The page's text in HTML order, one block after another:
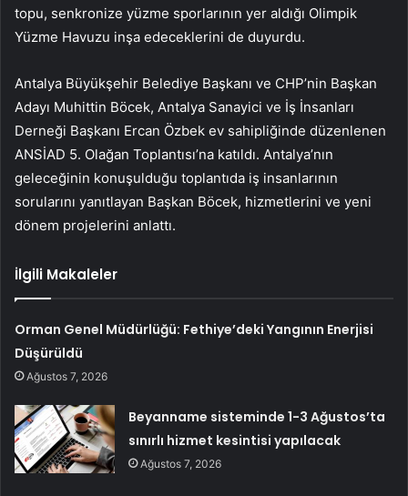
topu, senkronize yüzme sporlarının yer aldığı Olimpik
Yüzme Havuzu inşa edeceklerini de duyurdu.
Antalya Büyükşehir Belediye Başkanı ve CHP’nin Başkan
Adayı Muhittin Böcek, Antalya Sanayici ve İş İnsanları
Derneği Başkanı Ercan Özbek ev sahipliğinde düzenlenen
ANSİAD 5. Olağan Toplantısı’na katıldı. Antalya’nın
geleceğinin konuşulduğu toplantıda iş insanlarının
sorularını yanıtlayan Başkan Böcek, hizmetlerini ve yeni
dönem projelerini anlattı.
İlgili Makaleler
Orman Genel Müdürlüğü: Fethiye’deki Yangının Enerjisi
Düşürüldü
Ağustos 7, 2026
Beyanname sisteminde 1-3 Ağustos’ta
sınırlı hizmet kesintisi yapılacak
Ağustos 7, 2026